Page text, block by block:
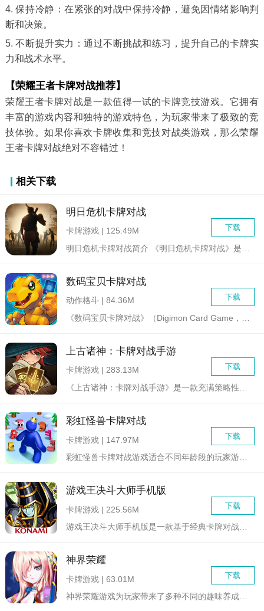
4. 保持冷静：在紧张的对战中保持冷静，避免因情绪影响判
断和决策。
5. 不断提升实力：通过不断挑战和练习，提升自己的卡牌实
力和战术水平。
【荣耀王者卡牌对战推荐】
荣耀王者卡牌对战是一款值得一试的卡牌竞技游戏。它拥有
丰富的游戏内容和独特的游戏特色，为玩家带来了极致的竞
技体验。如果你喜欢卡牌收集和竞技对战类游戏，那么荣耀
王者卡牌对战绝对不容错过！
相关下载
明日危机卡牌对战
下载
卡牌游戏 | 125.49M
明日危机卡牌对战简介 《明日危机卡牌对战》是一款以末日...
数码宝贝卡牌对战
下载
动作格斗 | 84.36M
《数码宝贝卡牌对战》（Digimon Card Game，简...
上古诸神：卡牌对战手游
下载
卡牌游戏 | 283.13M
《上古诸神：卡牌对战手游》是一款充满策略性和竞技性的卡牌对战...
彩虹怪兽卡牌对战
下载
卡牌游戏 | 147.97M
彩虹怪兽卡牌对战游戏适合不同年龄段的玩家游玩，游戏中有着各种...
游戏王决斗大师手机版
下载
卡牌游戏 | 225.56M
游戏王决斗大师手机版是一款基于经典卡牌对战游戏“游戏王”改编...
神界荣耀
下载
卡牌游戏 | 63.01M
神界荣耀游戏为玩家带来了多种不同的趣味养成玩法，根据不同角色...